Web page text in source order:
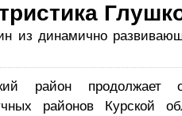
из динамично
район продолжает
районов Курской